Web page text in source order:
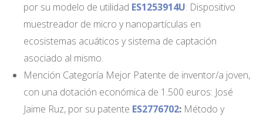
por su modelo de utilidad ES1253914U: Dispositivo
muestreador de micro y nanopartículas en
ecosistemas acuáticos y sistema de captación
asociado al mismo.
Mención Categoría Mejor Patente de inventor/a joven,
con una dotación económica de 1.500 euros: José
Jaime Ruz, por su patente ES2776702: Método y